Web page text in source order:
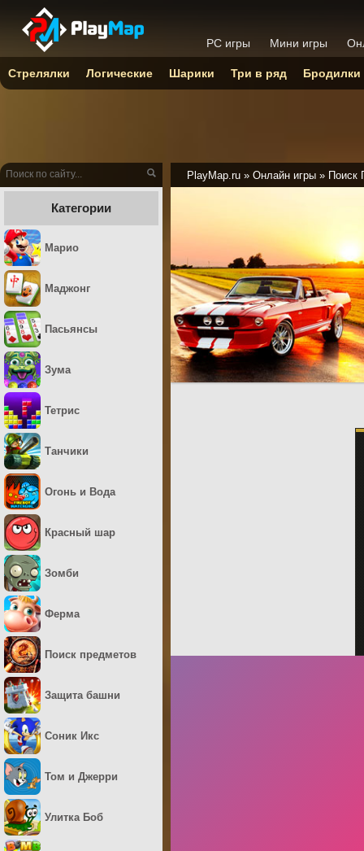
PlayMap.ru » Онлайн игры » Поиск
Категории
Марио
Маджонг
Пасьянсы
Зума
Тетрис
Танчики
Огонь и Вода
Красный шар
Зомби
Ферма
Поиск предметов
Защита башни
Соник Икс
Том и Джерри
Улитка Боб
PC игры Мини игры
Стрелялки Логические Шарики Три в ряд Бродилки